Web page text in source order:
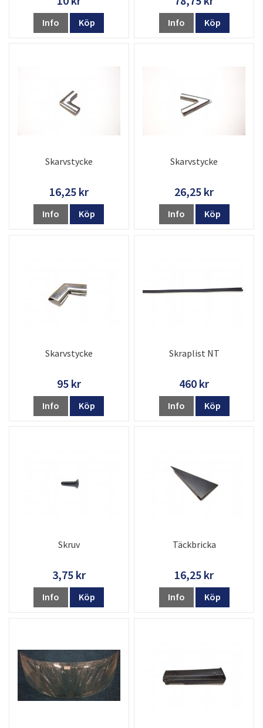
Info Köp Info Köp
Skarvstycke
16,25 kr
Info Köp
Skarvstycke
26,25 kr
Info Köp
Skarvstycke
95 kr
Info Köp
Skraplist NT
460 kr
Info Köp
Skruv
3,75 kr
Info Köp
Täckbricka
16,25 kr
Info Köp